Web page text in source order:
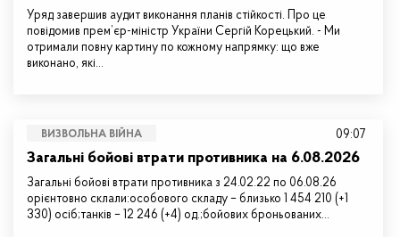
Уряд завершив аудит виконання планів стійкості. Про це
повідомив прем’єр-міністр України Сергій Корецький. - Ми
отримали повну картину по кожному напрямку: що вже
виконано, які…
ВИЗВОЛЬНА ВІЙНА
Загальні бойові втрати противника на 6.08.2026
Загальні бойові втрати противника з 24.02.22 по 06.08.26
орієнтовно склали:особового складу – близько 1 454 210 (+1
330) осіб;танків – 12 246 (+4) од.;бойових броньованих…
09:07